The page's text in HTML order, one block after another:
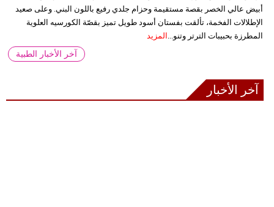
أبيض عالي الخصر بقصة مستقيمة وحزام جلدي رفيع باللون البني. وعلى صعيد
الإطلالات الفخمة، تألقت بفستان أسود طويل تميز بقصّة الكورسيه العلوية
المطرزة بحبيبات الترتر وتنو... المزيد
آخر الأخبار الطبية
آخر الأخبار